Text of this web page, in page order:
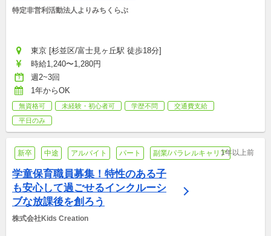
特定非営利活動法人よりみちくらぶ
東京 [杉並区/富士見ヶ丘駅 徒歩18分]
時給1,240〜1,280円
週2~3回
1年からOK
無資格可 未経験・初心者可 学歴不問
交通費支給
平日のみ
新卒 中途 アルバイト パート 副業/パラレルキャリア1年以上前
学童保育職員募集！特性のある子
も安心して過ごせるインクルーシ
ブな放課後を創ろう